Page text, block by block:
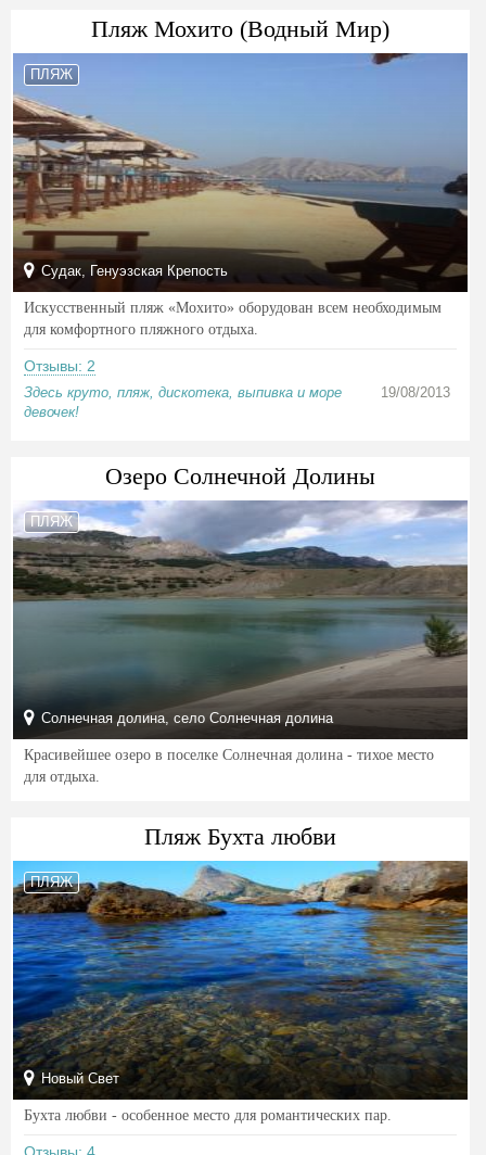
Пляж Мохито (Водный Мир)
ПЛЯЖ
Судак, Генуэзская Крепость
Искусственный пляж «Мохито» оборудован всем необходимым
для комфортного пляжного отдыха.
Отзывы: 2
Здесь круто, пляж, дискотека, выпивка и море
девочек!
19/08/2013
Озеро Солнечной Долины
ПЛЯЖ
Солнечная долина, село Солнечная долина
Красивейшее озеро в поселке Солнечная долина - тихое место
для отдыха.
Пляж Бухта любви
ПЛЯЖ
Новый Свет
Бухта любви - особенное место для романтических пар.